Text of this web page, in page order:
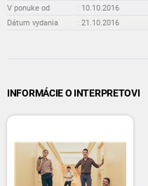
V ponuke od
: 10.10.2016
Dátum vydania
: 21.10.2016
INFORMÁCIE O INTERPRETOVI